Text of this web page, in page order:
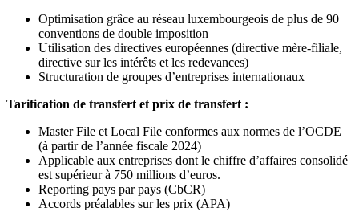
Optimisation grâce au réseau luxembourgeois de plus de 90
conventions de double imposition
Utilisation des directives européennes (directive mère-filiale,
directive sur les intérêts et les redevances)
Structuration de groupes d’entreprises internationaux
Tarification de transfert et prix de transfert :
Master File et Local File conformes aux normes de l’OCDE
(à partir de l’année fiscale 2024)
Applicable aux entreprises dont le chiffre d’affaires consolidé
est supérieur à 750 millions d’euros.
Reporting pays par pays (CbCR)
Accords préalables sur les prix (APA)